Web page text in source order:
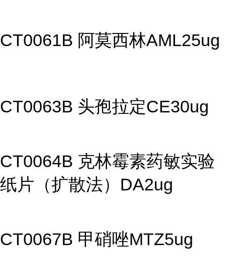
CT0061B 阿莫西林AML25ug
CT0063B 头孢拉定CE30ug
CT0064B 克林霉素药敏实验
纸片（扩散法）DA2ug
CT0067B 甲硝唑MTZ5ug